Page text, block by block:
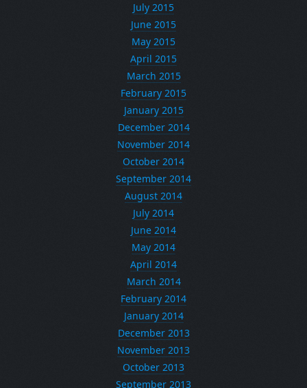
July 2015
June 2015
May 2015
April 2015
March 2015
February 2015
January 2015
December 2014
November 2014
October 2014
September 2014
August 2014
July 2014
June 2014
May 2014
April 2014
March 2014
February 2014
January 2014
December 2013
November 2013
October 2013
September 2013